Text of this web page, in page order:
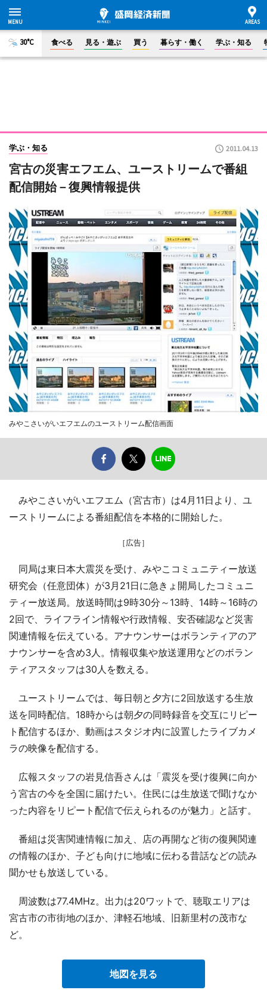
30°C 食べる 見る・遊ぶ 買う 暮らす・働く 学ぶ・知る
学ぶ・知る 2011.04.13
宮古の災害エフエム、ユーストリームで番組
配信開始－復興情報提供
みやこさいがいエフエムのユーストリーム配信画面
みやこさいがいエフエム（宮古市）は4月11日より、ユ
ーストリームによる番組配信を本格的に開始した。
［広告］
同局は東日本大震災を受け、みやこコミュニティー放送
研究会（任意団体）が3月21日に急きょ開局したコミュニ
ティー放送局。放送時間は9時30分～13時、14時～16時の
2回で、ライフライン情報や行政情報、安否確認など災害
関連情報を伝えている。アナウンサーはボランティアのア
ナウンサーを含め3人。情報収集や放送運用などのボラン
ティアスタッフは30人を数える。
ユーストリームでは、毎日朝と夕方に2回放送する生放
送を同時配信。18時からは朝夕の同時録音を交互にリピー
ト配信するほか、動画はスタジオ内に設置したライブカメ
ラの映像を配信する。
広報スタッフの岩見信吾さんは「震災を受け復興に向か
う宮古の今を全国に届けたい。住民には生放送で聞けなか
った内容をリピート配信で伝えられるのが魅力」と話す。
番組は災害関連情報に加え、店の再開など街の復興関連
の情報のほか、子ども向けに地域に伝わる昔話などの読み
聞かせも放送している。
周波数は77.4MHz。出力は20ワットで、聴取エリアは
宮古市の市街地のほか、津軽石地域、旧新里村の茂市な
ど。
地図を見る